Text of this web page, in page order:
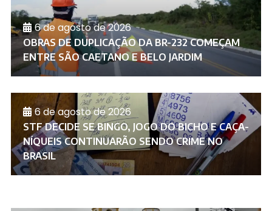
6 de agosto de 2026
OBRAS DE DUPLICAÇÃO DA BR-232 COMEÇAM
ENTRE SÃO CAETANO E BELO JARDIM
6 de agosto de 2026
STF DECIDE SE BINGO, JOGO DO BICHO E CAÇA-
NÍQUEIS CONTINUARÃO SENDO CRIME NO
BRASIL